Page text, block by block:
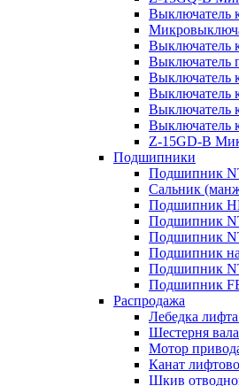
Выключатель
Выключатель
Выключатель
Выключатель
Выключатель
Выключатель
Выключатель
Z-15GD-B
Подшипники
Подшипник
Сальник
Подшипник
Подшипник
Подшипник
Подшипник
Подшипник
Подшипник
Распродажа
Лебедка
Шестерня
Мотор
Канат
Шкив